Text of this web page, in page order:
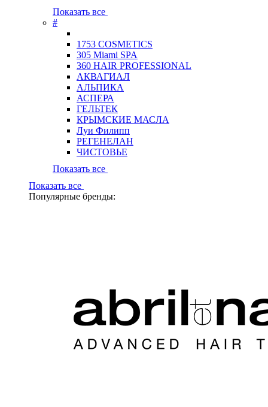
Показать все
#
1753 COSMETICS
305 Miami SPA
360 HAIR PROFESSIONAL
АКВАГИАЛ
АЛЬПИКА
АСПЕРА
ГЕЛЬТЕК
КРЫМСКИЕ МАСЛА
Луи Филипп
РЕГЕНЕЛАН
ЧИСТОВЬЕ
Показать все
Показать все
Популярные бренды: